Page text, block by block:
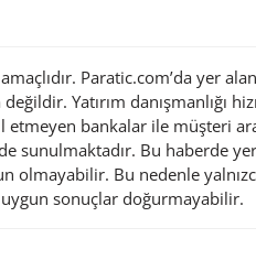
Paratic.com’da yer
Yatırım danışmanlığı
bankalar ile müşteri
sunulmaktadır. Bu haberde
olmayabilir. Bu nedenle
sonuçlar doğurmayabilir.